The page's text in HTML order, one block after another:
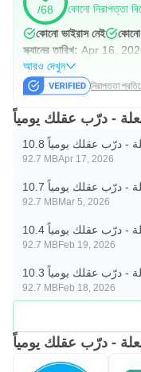
/68
কোনো নিরাপত্তা
কোনো ভাইরাস নেই
কোনো
স্ক্যানের তারিখ: Apr 16,
আরও দেখুন
নিরাপত্তা
- درّب عقلك يومياً 10.8
92.7 MBApr 17, 2026
- درّب عقلك يومياً 10.7
92.7 MBMar 5, 2026
- درّب عقلك يومياً 10.4
92.7 MBFeb 19, 2026
- درّب عقلك يومياً 10.3
92.7 MBFeb 18, 2026